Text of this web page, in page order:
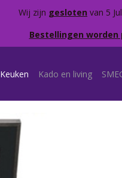
Wij zijn gesloten van 5
Bestellingen worden
Keuken Kado en living